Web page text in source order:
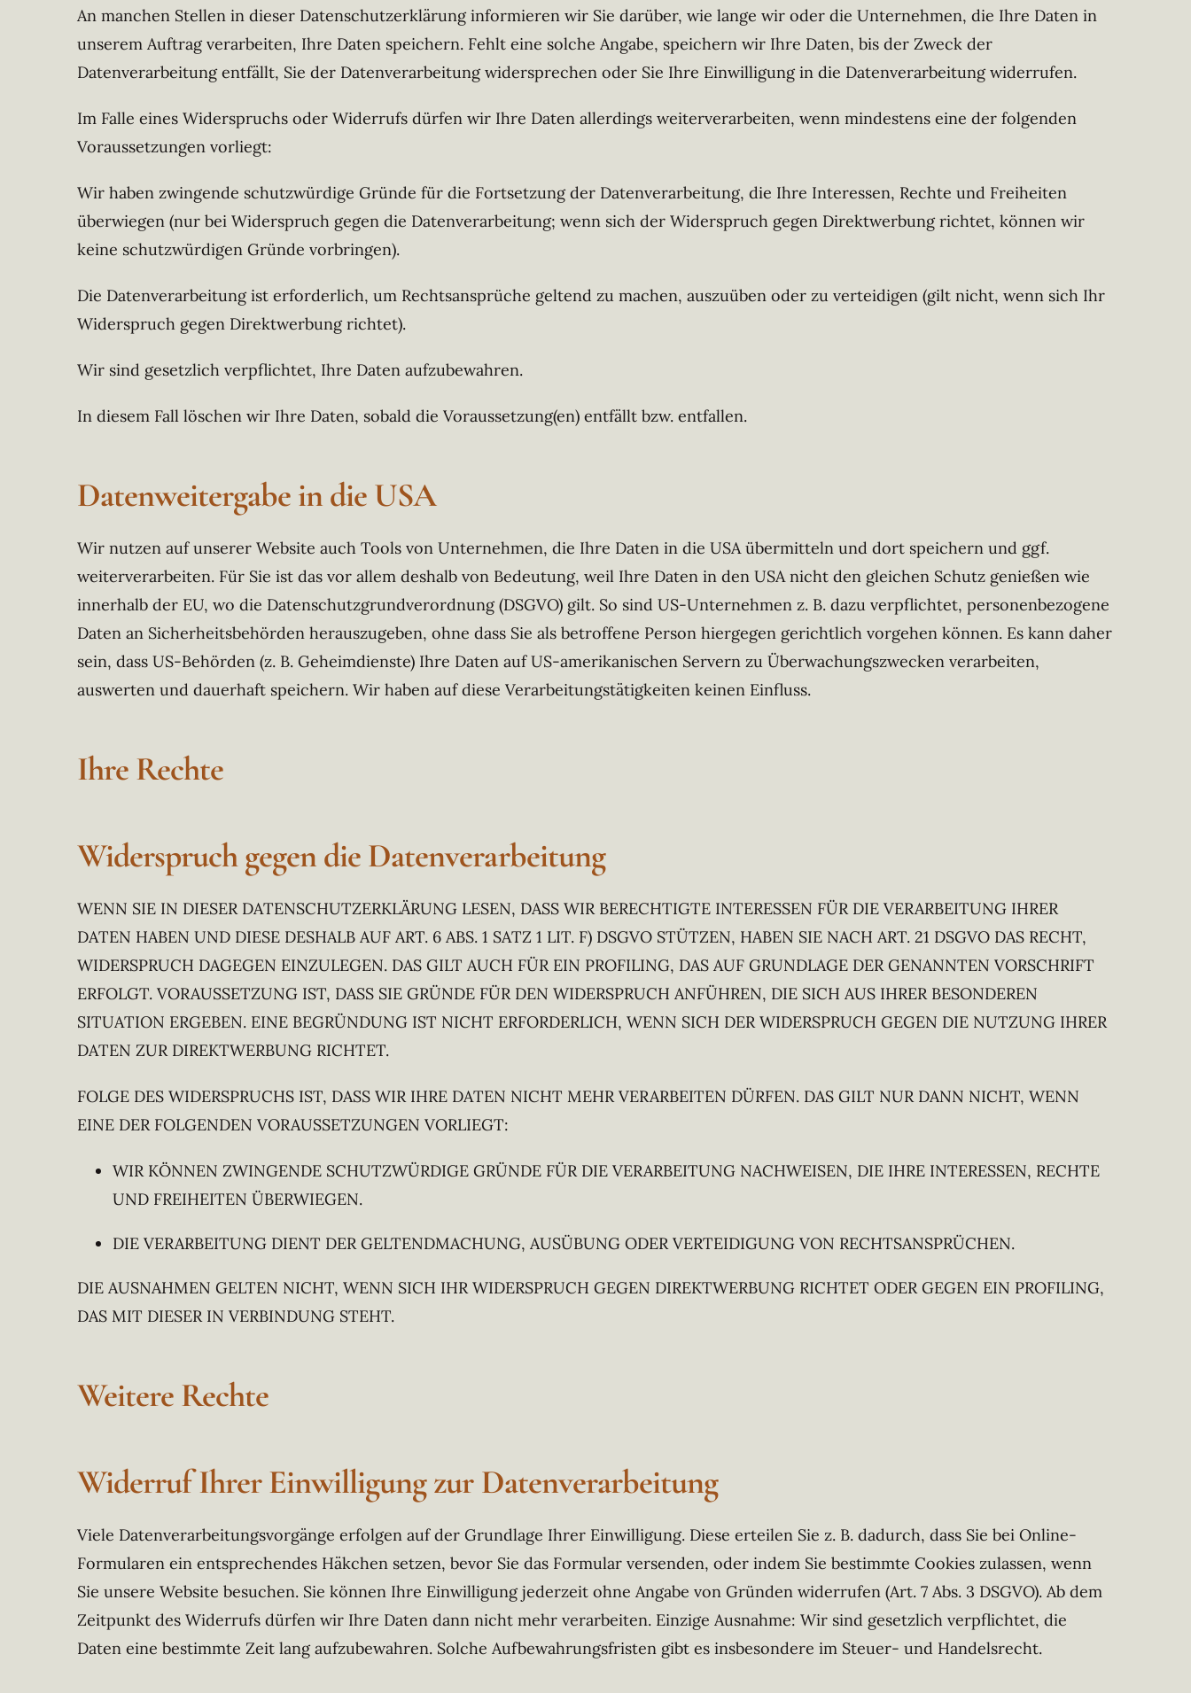
An manchen Stellen in dieser Datenschutzerklärung informieren wir Sie darüber, wie lange wir oder die Unternehmen, die Ihre Daten in
unserem Auftrag verarbeiten, Ihre Daten speichern. Fehlt eine solche Angabe, speichern wir Ihre Daten, bis der Zweck der
Datenverarbeitung entfällt, Sie der Datenverarbeitung widersprechen oder Sie Ihre Einwilligung in die Datenverarbeitung widerrufen.
Im Falle eines Widerspruchs oder Widerrufs dürfen wir Ihre Daten allerdings weiterverarbeiten, wenn mindestens eine der folgenden
Voraussetzungen vorliegt:
Wir haben zwingende schutzwürdige Gründe für die Fortsetzung der Datenverarbeitung, die Ihre Interessen, Rechte und Freiheiten
überwiegen (nur bei Widerspruch gegen die Datenverarbeitung; wenn sich der Widerspruch gegen Direktwerbung richtet, können wir
keine schutzwürdigen Gründe vorbringen).
Die Datenverarbeitung ist erforderlich, um Rechtsansprüche geltend zu machen, auszuüben oder zu verteidigen (gilt nicht, wenn sich Ihr
Widerspruch gegen Direktwerbung richtet).
Wir sind gesetzlich verpflichtet, Ihre Daten aufzubewahren.
In diesem Fall löschen wir Ihre Daten, sobald die Voraussetzung(en) entfällt bzw. entfallen.
Datenweitergabe in die USA
Wir nutzen auf unserer Website auch Tools von Unternehmen, die Ihre Daten in die USA übermitteln und dort speichern und ggf.
weiterverarbeiten. Für Sie ist das vor allem deshalb von Bedeutung, weil Ihre Daten in den USA nicht den gleichen Schutz genießen wie
innerhalb der EU, wo die Datenschutzgrundverordnung (DSGVO) gilt. So sind US-Unternehmen z. B. dazu verpflichtet, personenbezogene
Daten an Sicherheitsbehörden herauszugeben, ohne dass Sie als betroffene Person hiergegen gerichtlich vorgehen können. Es kann daher
sein, dass US-Behörden (z. B. Geheimdienste) Ihre Daten auf US-amerikanischen Servern zu Überwachungszwecken verarbeiten,
auswerten und dauerhaft speichern. Wir haben auf diese Verarbeitungstätigkeiten keinen Einfluss.
Ihre Rechte
Widerspruch gegen die Datenverarbeitung
WENN SIE IN DIESER DATENSCHUTZERKLÄRUNG LESEN, DASS WIR BERECHTIGTE INTERESSEN FÜR DIE VERARBEITUNG IHRER
DATEN HABEN UND DIESE DESHALB AUF ART. 6 ABS. 1 SATZ 1 LIT. F) DSGVO STÜTZEN, HABEN SIE NACH ART. 21 DSGVO DAS RECHT,
WIDERSPRUCH DAGEGEN EINZULEGEN. DAS GILT AUCH FÜR EIN PROFILING, DAS AUF GRUNDLAGE DER GENANNTEN VORSCHRIFT
ERFOLGT. VORAUSSETZUNG IST, DASS SIE GRÜNDE FÜR DEN WIDERSPRUCH ANFÜHREN, DIE SICH AUS IHRER BESONDEREN
SITUATION ERGEBEN. EINE BEGRÜNDUNG IST NICHT ERFORDERLICH, WENN SICH DER WIDERSPRUCH GEGEN DIE NUTZUNG IHRER
DATEN ZUR DIREKTWERBUNG RICHTET.
FOLGE DES WIDERSPRUCHS IST, DASS WIR IHRE DATEN NICHT MEHR VERARBEITEN DÜRFEN. DAS GILT NUR DANN NICHT, WENN
EINE DER FOLGENDEN VORAUSSETZUNGEN VORLIEGT:
WIR KÖNNEN ZWINGENDE SCHUTZWÜRDIGE GRÜNDE FÜR DIE VERARBEITUNG NACHWEISEN, DIE IHRE INTERESSEN, RECHTE
UND FREIHEITEN ÜBERWIEGEN.
DIE VERARBEITUNG DIENT DER GELTENDMACHUNG, AUSÜBUNG ODER VERTEIDIGUNG VON RECHTSANSPRÜCHEN.
DIE AUSNAHMEN GELTEN NICHT, WENN SICH IHR WIDERSPRUCH GEGEN DIREKTWERBUNG RICHTET ODER GEGEN EIN PROFILING,
DAS MIT DIESER IN VERBINDUNG STEHT.
Weitere Rechte
Widerruf Ihrer Einwilligung zur Datenverarbeitung
Viele Datenverarbeitungsvorgänge erfolgen auf der Grundlage Ihrer Einwilligung. Diese erteilen Sie z. B. dadurch, dass Sie bei Online-
Formularen ein entsprechendes Häkchen setzen, bevor Sie das Formular versenden, oder indem Sie bestimmte Cookies zulassen, wenn
Sie unsere Website besuchen. Sie können Ihre Einwilligung jederzeit ohne Angabe von Gründen widerrufen (Art. 7 Abs. 3 DSGVO). Ab dem
Zeitpunkt des Widerrufs dürfen wir Ihre Daten dann nicht mehr verarbeiten. Einzige Ausnahme: Wir sind gesetzlich verpflichtet, die
Daten eine bestimmte Zeit lang aufzubewahren. Solche Aufbewahrungsfristen gibt es insbesondere im Steuer- und Handelsrecht.